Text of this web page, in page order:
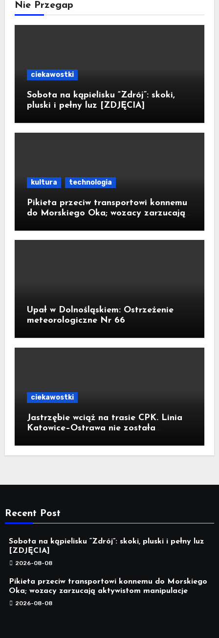
Nie Przegap
ciekawostki
Sobota na kąpielisku “Zdrój”: skoki,
pluski i pełny luz [ZDJĘCIA]
kultura technologia
Pikieta przeciw transportowi konnemu
do Morskiego Oka; wozacy zarzucają
Upał w Dolnośląskiem: Ostrzeżenie
meteorologiczne Nr 66
ciekawostki
Jastrzębie wciąż na trasie CPK. Linia
Katowice–Ostrawa nie została
Recent Post
Sobota na kąpielisku “Zdrój”: skoki, pluski i pełny luz
[ZDJĘCIA]
2026-08-08
Pikieta przeciw transportowi konnemu do Morskiego
Oka; wozacy zarzucają aktywistom manipulacje
2026-08-08